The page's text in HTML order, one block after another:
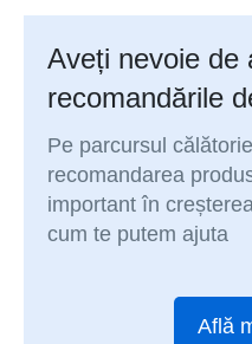
Aveți nevoie de
recomandările
Pe parcursul
recomandarea
important în
cum te putem ajuta
Află